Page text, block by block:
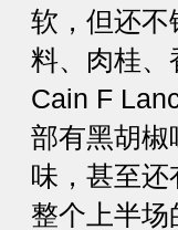
软，但还不
料、肉桂、
Cain F
部有黑胡椒
味，甚至还
整个上半